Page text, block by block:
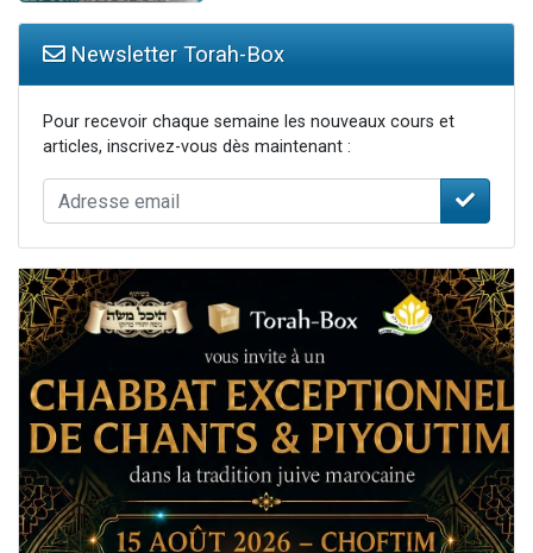
Newsletter Torah-Box
Pour recevoir chaque semaine les nouveaux cours et
articles, inscrivez-vous dès maintenant :